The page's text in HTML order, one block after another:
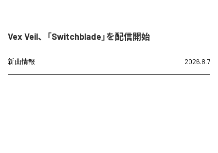
Vex Veil、「Switchblade」を配信開始
新曲情報 2026.8.7